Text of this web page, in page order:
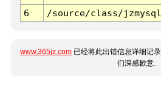
6 /source/class/
www.365jz.com 已经将此出错信息详细记
们深感歉意.